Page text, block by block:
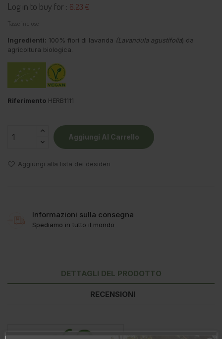
Log in to buy for : 6.23 €
Tasse incluse
Ingredienti: 100% fiori di lavanda (Lavandula agustifolia) da
agricoltura biologica.
Riferimento HERB1111
Aggiungi Al Carrello
Aggiungi alla lista dei desideri
Informazioni sulla consegna
Spediamo in tutto il mondo
DETTAGLI DEL PRODOTTO
RECENSIONI